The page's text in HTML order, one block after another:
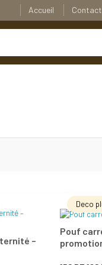
Accueil Contact
–
PANIER
Deco
Pouf